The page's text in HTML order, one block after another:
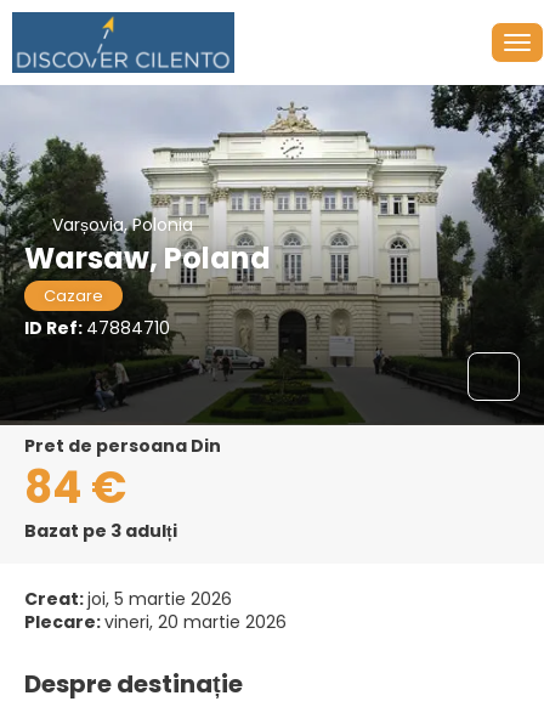
Varșovia, Polonia
Warsaw, Poland
Cazare
ID Ref: 47884710
pret de persoana Din
84 €
Bazat pe 3 adulți
Creat:joi, 5 martie 2026
Plecare:vineri, 20 martie 2026
Despre destinație